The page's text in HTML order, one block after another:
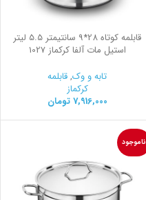
قابلمه کوتاه 28*9 سانتیمتر 5.5 لیتر
استیل مات آلفا کرکماز 1027
تابه و وک,قابلمه
کرکماز
7,916,000 تومان
ناموجود